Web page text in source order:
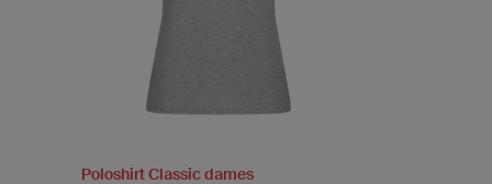
Poloshirt Classic dames